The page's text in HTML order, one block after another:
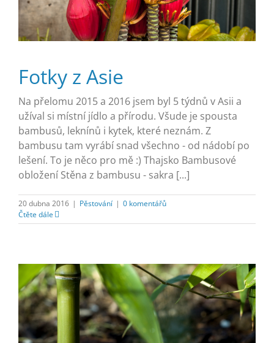
Fotky z Asie
Na přelomu 2015 a 2016 jsem byl 5 týdnů v Asii a
užíval si místní jídlo a přírodu. Všude je spousta
bambusů, leknínů i kytek, které neznám. Z
bambusu tam vyrábí snad všechno - od nádobí po
lešení. To je něco pro mě :) Thajsko Bambusové
obložení Stěna z bambusu - sakra [...]
20 dubna 2016 | Pěstování | 0 komentářů
Čtěte dále